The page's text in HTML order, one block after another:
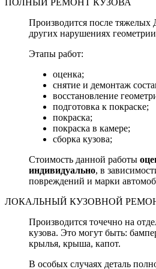
ПОЛНЫЙ РЕМОНТ КУЗОВА
Производится после
других нарушениях
Этапы работ:
оценка;
снятие и демонтаж
восстановление
подготовка к покраске;
покраска;
покраска в камере;
сборка кузова;
Стоимость данной работы
индивидуально, в
повреждений и марки
ЛОКАЛЬНЫЙ КУЗОВНОЙ
Производится точечно на
кузова. Это могут быть:
крылья, крыша, капот.
В особых случаях деталь